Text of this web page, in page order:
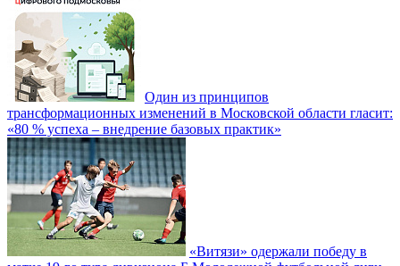
Один из принципов
трансформационных изменений в Московской области гласит:
«80 % успеха – внедрение базовых практик»
«Витязи» одержали победу в